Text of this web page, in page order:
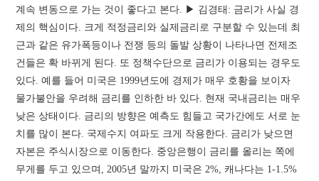
계속 변동으로 가는 것이 좋다고 본다. ▶ 김경태: 금리가 사실 경
제의 핵심이다. 크게 적정금리와 실제금리로 구분할 수 있는데 최
근과 같은 유가폭등이나 전쟁 등의 돌발 상황이 나타나면 전제조
건들은 확 바뀌게 된다. 또 정책수단으로 금리가 이용되는 경우도
있다. 예를 들어 미국은 1999년도에 경제가 매우 호황을 보이자
물가불안을 우려해 금리를 인하한 바 있다. 현재 국내금리는 매우
낮은 상태이다. 금리의 방향은 예측도 힘들고 국가간에도 서로 눈
치를 많이 본다. 국제수지 여파도 크게 작용한다. 금리가 낮으면
자본은 주식시장으로 이동한다. 중앙은행이 금리를 올리는 쪽에
무게를 두고 있으며, 2005년 말까지 미국은 2%, 캐나다는 1-1.5%